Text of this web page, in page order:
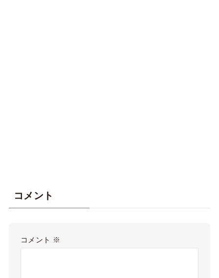
コメント
コメント ※